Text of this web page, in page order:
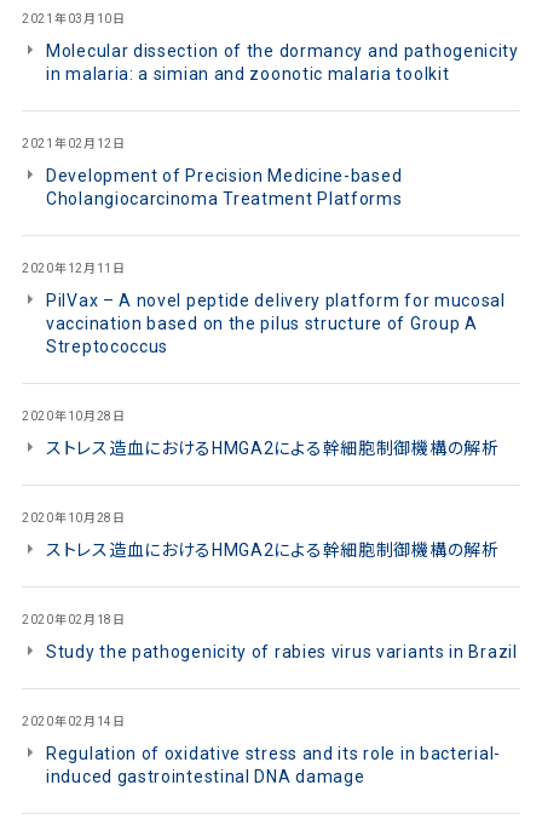
2021年03月10日
Molecular dissection of the dormancy and pathogenicity
in malaria: a simian and zoonotic malaria toolkit
2021年02月12日
Development of Precision Medicine-based
Cholangiocarcinoma Treatment Platforms
2020年12月11日
PilVax – A novel peptide delivery platform for mucosal
vaccination based on the pilus structure of Group A
Streptococcus
2020年10月28日
ストレス造血におけるHMGA2による幹細胞制御機構の解析
2020年10月28日
ストレス造血におけるHMGA2による幹細胞制御機構の解析
2020年02月18日
Study the pathogenicity of rabies virus variants in Brazil
2020年02月14日
Regulation of oxidative stress and its role in bacterial-
induced gastrointestinal DNA damage